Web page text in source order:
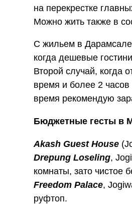
на перекрестке
Можно жить также в
С жильем в
когда дешевые
Второй случай, когда
время и более 2
время рекомендую
Бюджетные гесты в
Akash Guest House
Drepung Loseling,
комнаты, зато чистое
Freedom Palace,
руфтоп.